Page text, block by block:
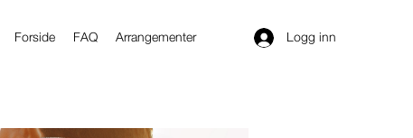
Forside FAQ Arrangementer Logg inn